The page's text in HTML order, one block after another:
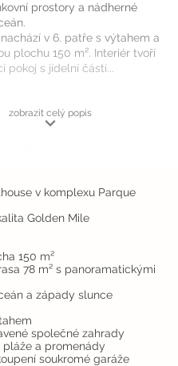
prostory a nádherné
v 6. patře s výtahem a
plochu 150 m². Interiér tvoří
pokoj s jídelní částí...
zobrazit celý popis
v komplexu Parque
Golden Mile
150 m²
78 m² s panoramatickými
a západy slunce
společné zahrady
pláže a promenády
soukromé garáže